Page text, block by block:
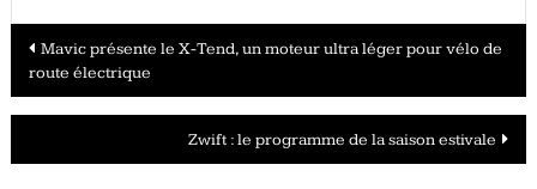
Navigation
des
Mavic présente le X-Tend, un moteur ultra léger pour vélo de
route électrique
Zwift : le programme de la saison estivale